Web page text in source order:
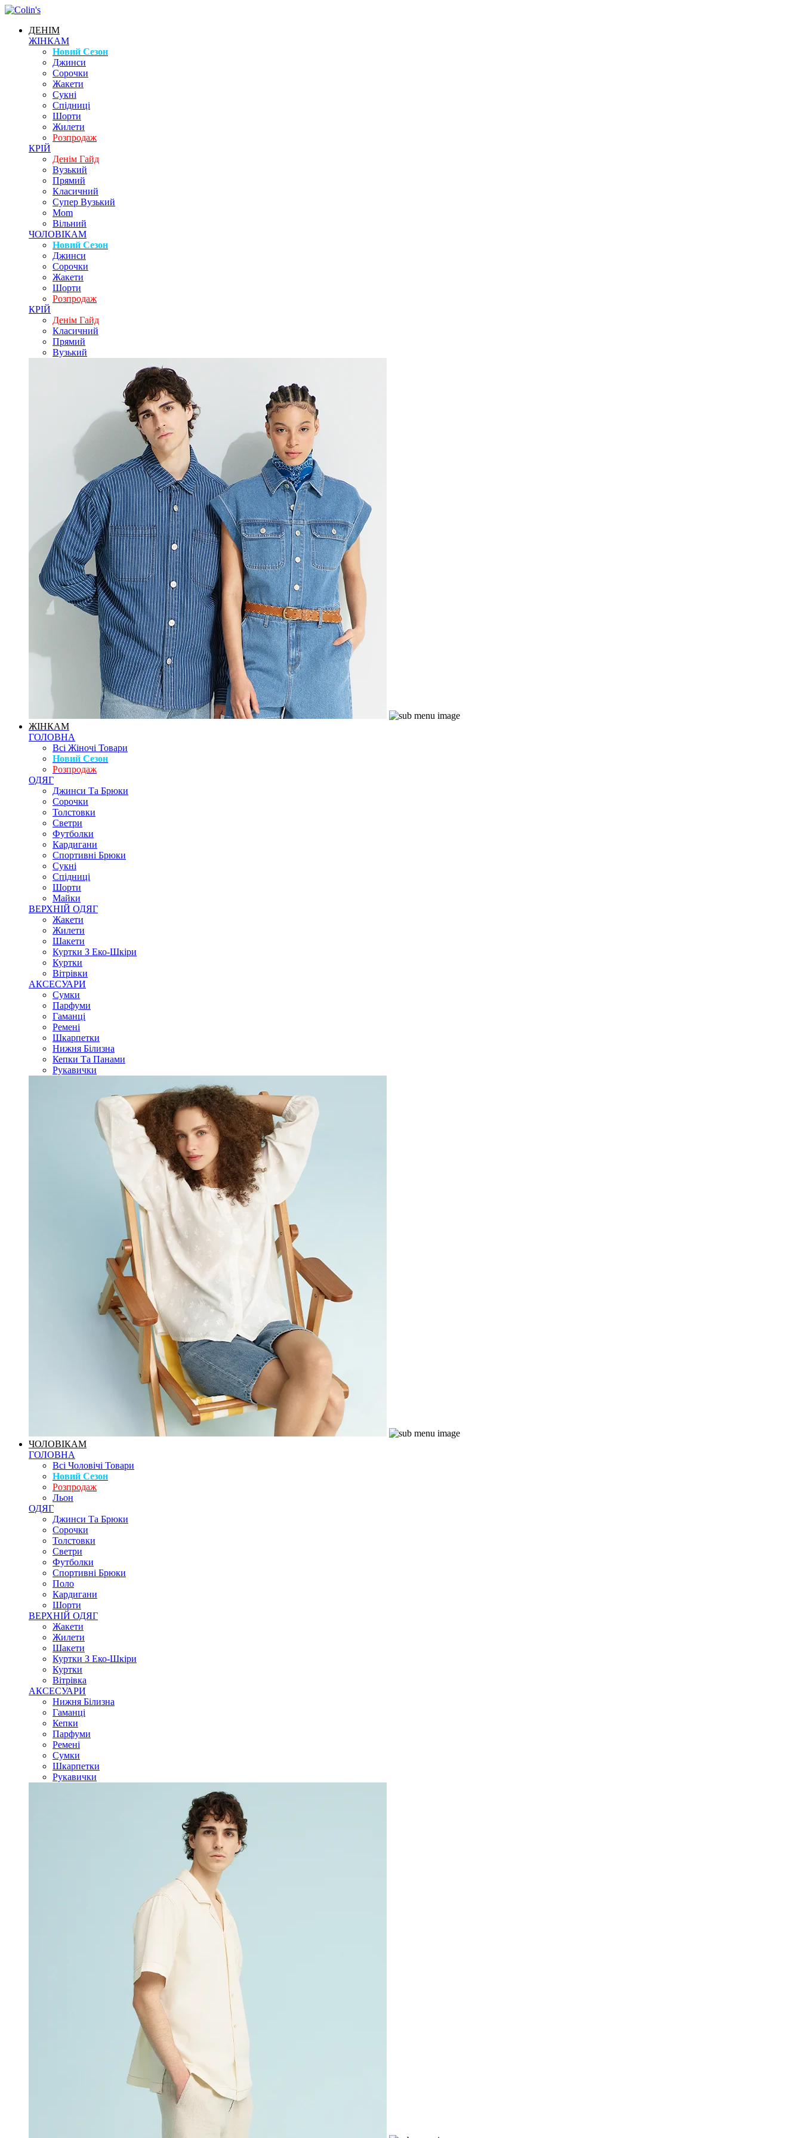
ДЕНІМ
ЖІНКАМ
Новий Сезон
Джинси
Сорочки
Жакети
Сукні
Спідниці
Шорти
Жилети
Розпродаж
КРІЙ
Денім Гайд
Вузький
Прямий
Класичний
Супер Вузький
Mom
Вільний
ЧОЛОВІКАМ
Новий Сезон
Джинси
Сорочки
Жакети
Шорти
Розпродаж
КРІЙ
Денім Гайд
Класичний
Прямий
Вузький
ЖІНКАМ
ГОЛОВНА
Всі Жіночі Товари
Новий Сезон
Розпродаж
ОДЯГ
Джинси Та Брюки
Сорочки
Толстовки
Светри
Футболки
Кардигани
Спортивні Брюки
Сукні
Спідниці
Шорти
Майки
ВЕРХНІЙ ОДЯГ
Жакети
Жилети
Шакети
Куртки З Еко-Шкіри
Куртки
Вітрівки
АКСЕСУАРИ
Сумки
Парфуми
Гаманці
Ремені
Шкарпетки
Нижня Білизна
Кепки Та Панами
Рукавички
ЧОЛОВІКАМ
ГОЛОВНА
Всі Чоловічі Товари
Новий Сезон
Розпродаж
Льон
ОДЯГ
Джинси Та Брюки
Сорочки
Толстовки
Светри
Футболки
Спортивні Брюки
Поло
Кардигани
Шорти
ВЕРХНІЙ ОДЯГ
Жакети
Жилети
Шакети
Куртки З Еко-Шкіри
Куртки
Вітрівка
АКСЕСУАРИ
Нижня Білизна
Гаманці
Кепки
Парфуми
Ремені
Сумки
Шкарпетки
Рукавички